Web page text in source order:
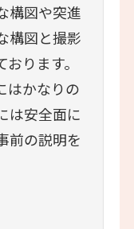
構図や突進
構図と撮影
ります。
はかなりの
は安全面に
前の説明を